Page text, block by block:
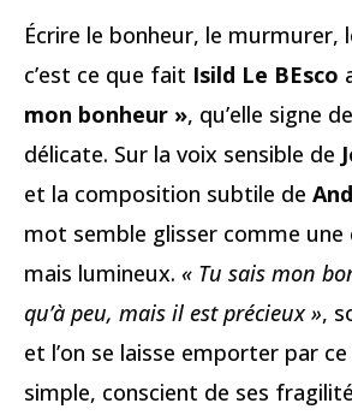
Écrire le bonheur, le murmurer,
c’est ce que fait Isild Le BEsco
mon bonheur », qu’elle signe
délicate. Sur la voix sensible de
et la composition subtile de
mot semble glisser comme une
mais lumineux. « Tu sais mon
qu’à peu, mais il est précieux »,
et l’on se laisse emporter par
simple, conscient de ses